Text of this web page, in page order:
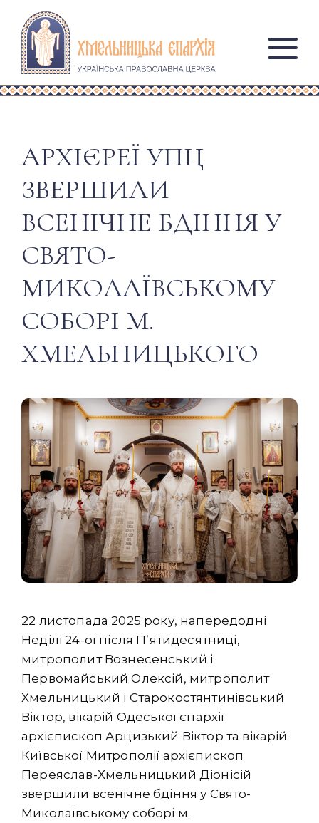
АРХІЄРЕЇ УПЦ
ЗВЕРШИЛИ
ВСЕНІЧНЕ БДІННЯ У
СВЯТО-
МИКОЛАЇВСЬКОМУ
СОБОРІ М.
ХМЕЛЬНИЦЬКОГО
22 листопада 2025 року, напередодні
Неділі 24-ої після Пʼятидесятниці,
митрополит Вознесенський і
Первомайський Олексій, митрополит
Хмельницький і Старокостянтинівський
Віктор, вікарій Одеської єпархії
архієпископ Арцизький Віктор та вікарій
Київської Митрополії архієпископ
Переяслав-Хмельницький Діонісій
звершили всенічне бдіння у Свято-
Миколаївському соборі м.